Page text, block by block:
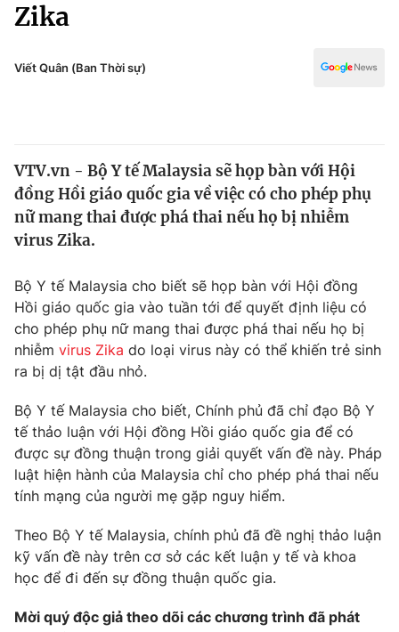
Xã hội
Pháp luật
Thế giới
Tin tức
Thế giới đó đây
Câu chuyện quốc tế
Kinh tế
Thị trường
Góc doanh nghiệp
Dữ liệu và đời sống
Truyền hình
Phim VTV
Hậu trường
Nhân vật
Khán giả
Giải trí
Điện ảnh
Âm nhạc
Sao
Đời sống
Du lịch
Làm đẹp
Chất lượng cuộc sống
Giáo dục
Học trực tuyến
Công nghệ
Hitech Công nghệ tương lai
Sản phẩm
Giao lưu trực tuyến
Văn hóa - Giải trí
Công nghệ
Zika
Viết Quân (Ban Thời sự)
VTV.vn - Bộ Y tế Malaysia sẽ họp bàn với Hội
đồng Hồi giáo quốc gia về việc có cho phép phụ
nữ mang thai được phá thai nếu họ bị nhiễm
virus Zika.
Bộ Y tế Malaysia cho biết sẽ họp bàn với Hội đồng
Hồi giáo quốc gia vào tuần tới để quyết định liệu có
cho phép phụ nữ mang thai được phá thai nếu họ bị
nhiễm virus Zika do loại virus này có thể khiến trẻ sinh
ra bị dị tật đầu nhỏ.
Bộ Y tế Malaysia cho biết, Chính phủ đã chỉ đạo Bộ Y
tế thảo luận với Hội đồng Hồi giáo quốc gia để có
được sự đồng thuận trong giải quyết vấn đề này. Pháp
luật hiện hành của Malaysia chỉ cho phép phá thai nếu
tính mạng của người mẹ gặp nguy hiểm.
Theo Bộ Y tế Malaysia, chính phủ đã đề nghị thảo luận
kỹ vấn đề này trên cơ sở các kết luận y tế và khoa
học để đi đến sự đồng thuận quốc gia.
Mời quý độc giả theo dõi các chương trình đã phát